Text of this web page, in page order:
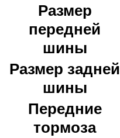
Размер
передней
шины
Размер задней
шины
Передние
тормоза